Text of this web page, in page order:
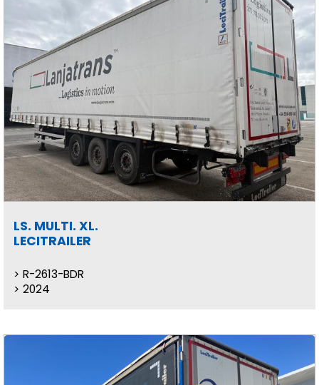
LS. MULTI. XL.
LECITRAILER
R-2613-BDR
2024